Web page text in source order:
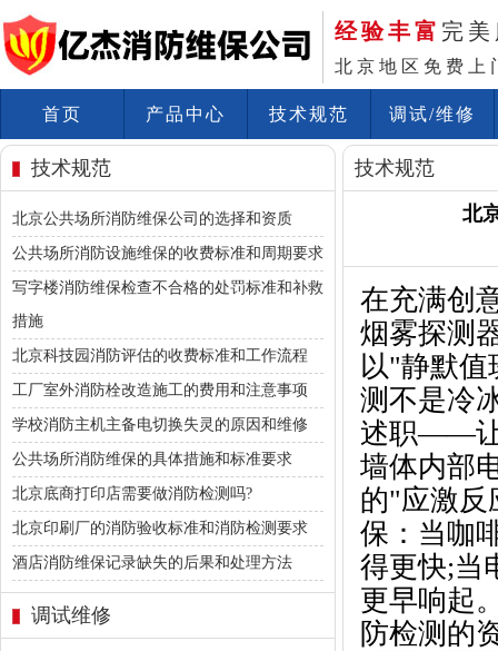
经验丰富 完
北京地区免费上
首页 产品中心 技术规范 调试/维修
技术规范
北京公共场所消防维保公司的选择和资质
公共场所消防设施维保的收费标准和周期要求
写字楼消防维保检查不合格的处罚标准和补救
措施
北京科技园消防评估的收费标准和工作流程
工厂室外消防栓改造施工的费用和注意事项
学校消防主机主备电切换失灵的原因和维修
公共场所消防维保的具体措施和标准要求
北京底商打印店需要做消防检测吗?
北京印刷厂的消防验收标准和消防检测要求
酒店消防维保记录缺失的后果和处理方法
调试维修
技术规范
北
在充满创
烟雾探测
以"静默值
测不是冷
述职——让
墙体内部
的"应激反
保：当咖
得更快;当
更早响起
防检测的